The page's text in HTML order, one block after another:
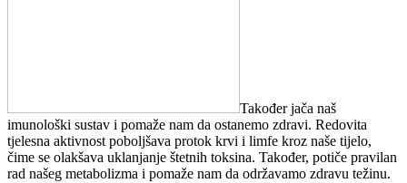
Također jača naš
imunološki sustav i pomaže nam da ostanemo zdravi. Redovita
tjelesna aktivnost poboljšava protok krvi i limfe kroz naše tijelo,
čime se olakšava uklanjanje štetnih toksina. Također, potiče pravilan
rad našeg metabolizma i pomaže nam da održavamo zdravu težinu.